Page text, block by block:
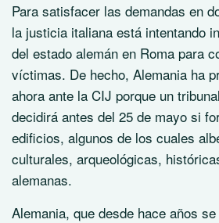
Para satisfacer las demandas en
la justicia italiana está intentando
del estado alemán en Roma para
víctimas. De hecho, Alemania ha
ahora ante la CIJ porque un
decidirá antes del 25 de mayo si
edificios, algunos de los cuales
culturales, arqueológicas,
alemanas.
Alemania, que desde hace años